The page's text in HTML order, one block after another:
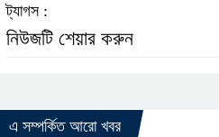
ট্যাগস :
নিউজটি শেয়ার করুন
এ সম্পর্কিত আরো খবর